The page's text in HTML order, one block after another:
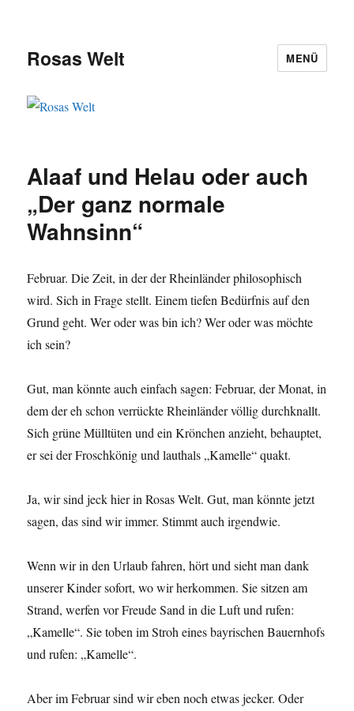
Rosas Welt MENÜ
Alaaf und Helau oder auch
„Der ganz normale
Wahnsinn“
Februar. Die Zeit, in der der Rheinländer philosophisch
wird. Sich in Frage stellt. Einem tiefen Bedürfnis auf den
Grund geht. Wer oder was bin ich? Wer oder was möchte
ich sein?
Gut, man könnte auch einfach sagen: Februar, der Monat, in
dem der eh schon verrückte Rheinländer völlig durchknallt.
Sich grüne Mülltüten und ein Krönchen anzieht, behauptet,
er sei der Froschkönig und lauthals „Kamelle“ quakt.
Ja, wir sind jeck hier in Rosas Welt. Gut, man könnte jetzt
sagen, das sind wir immer. Stimmt auch irgendwie.
Wenn wir in den Urlaub fahren, hört und sieht man dank
unserer Kinder sofort, wo wir herkommen. Sie sitzen am
Strand, werfen vor Freude Sand in die Luft und rufen:
„Kamelle“. Sie toben im Stroh eines bayrischen Bauernhofs
und rufen: „Kamelle“.
Aber im Februar sind wir eben noch etwas jecker. Oder